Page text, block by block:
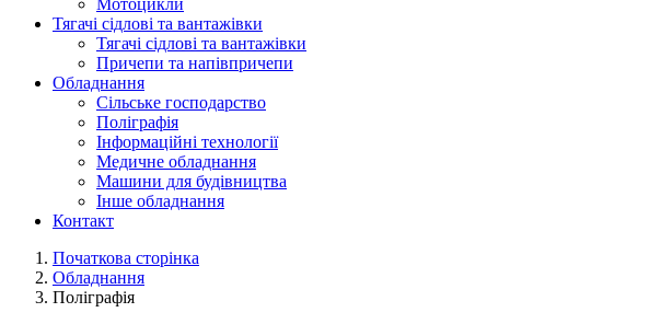
Мотоцикли
Тягачі сідлові та вантажівки
Тягачі сідлові та вантажівки
Причепи та напівпричепи
Обладнання
Сільське господарство
Поліграфія
Інформаційні технології
Медичне обладнання
Машини для будівництва
Інше обладнання
Контакт
Початкова сторінка
Обладнання
Поліграфія